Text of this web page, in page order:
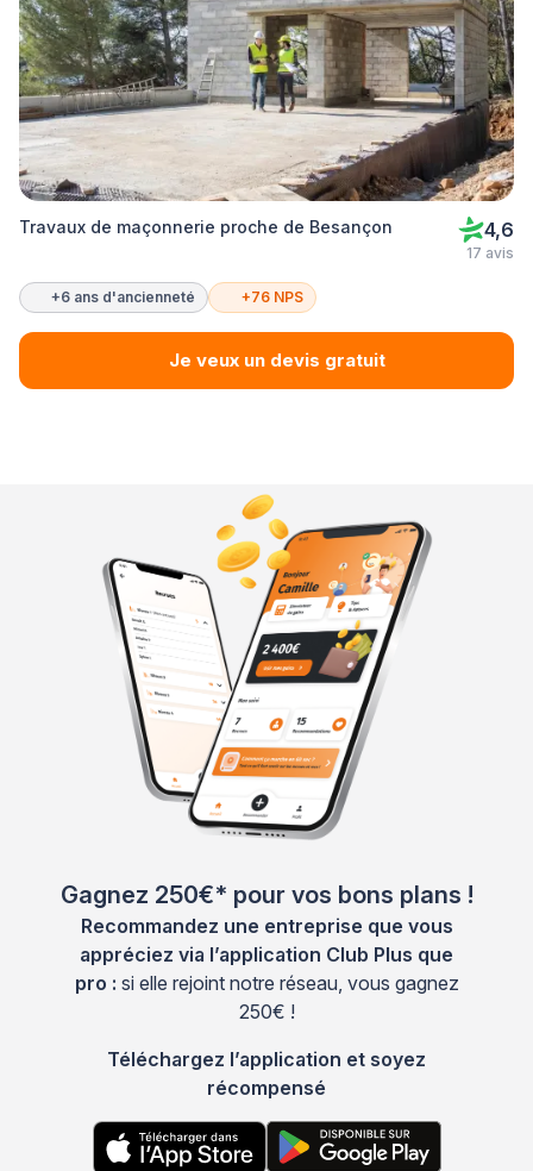
Travaux de maçonnerie proche de Besançon 4,6
17 avis
+6 ans d'ancienneté +76 NPS
Je veux un devis gratuit
Gagnez 250€* pour vos bons plans !
Recommandez une entreprise que vous
appréciez via l’application Club Plus que
pro : si elle rejoint notre réseau, vous gagnez
250€ !
Téléchargez l’application et soyez
récompensé